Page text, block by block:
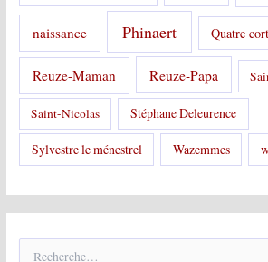
naissance Phinaert Quatre
Reuze-Maman Reuze-Papa
Saint-Nicolas Stéphane Deleurence
Sylvestre le ménestrel Wazemmes